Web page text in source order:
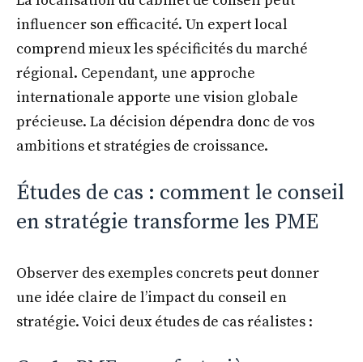
influencer son efficacité. Un expert local
comprend mieux les spécificités du marché
régional. Cependant, une approche
internationale apporte une vision globale
précieuse. La décision dépendra donc de vos
ambitions et stratégies de croissance.
Études de cas : comment le conseil
en stratégie transforme les PME
Observer des exemples concrets peut donner
une idée claire de l’impact du conseil en
stratégie. Voici deux études de cas réalistes :